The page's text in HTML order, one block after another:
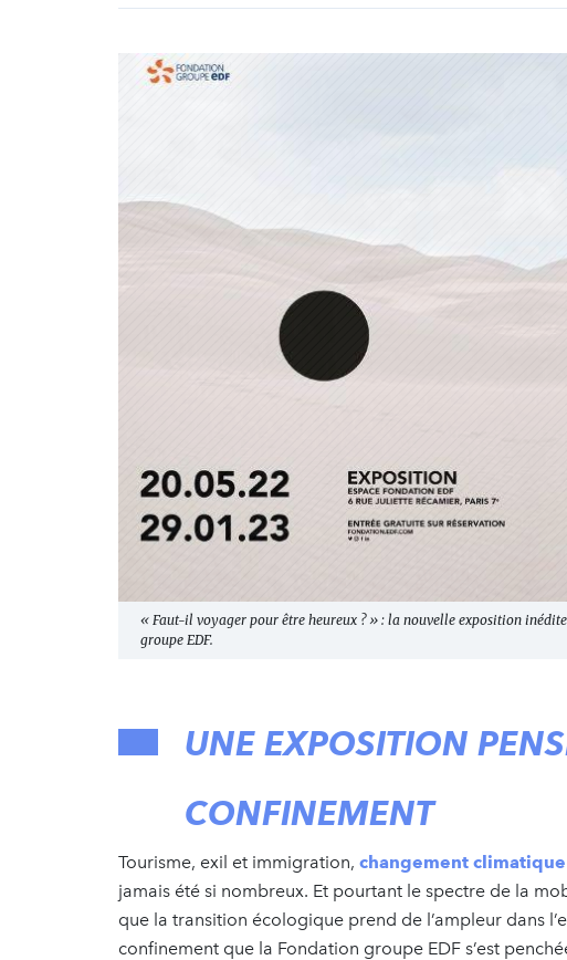
« Faut-il voyager pour être heureux ? » : la nouvelle exposition
groupe EDF.
UNE EXPOSITION
CONFINEMENT
Tourisme, exil et immigration, changement climatique
jamais été si nombreux. Et pourtant le spectre de la
que la transition écologique prend de l’ampleur dans
confinement que la Fondation groupe EDF s’est